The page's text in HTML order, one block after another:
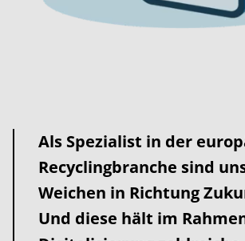
Als Spezialist in der
Recyclingbranche sind
Weichen in Richtung
Und diese hält im